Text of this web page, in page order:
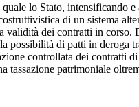
lo Stato, intensificando
di un sistema
validità dei contratti in corso.
possibilità di patti in deroga
controllata dei contratti
tassazione patrimoniale